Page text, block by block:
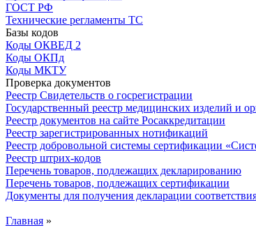
ГОСТ РФ
Технические регламенты ТС
Базы кодов
Коды ОКВЕД 2
Коды ОКПд
Коды МКТУ
Проверка документов
Реестр Свидетельств о госрегистрации
Государственный реестр медицинских изделий и
Реестр документов на сайте Росаккредитации
Реестр зарегистрированных нотификаций
Реестр добровольной системы сертификации
Реестр штрих-кодов
Перечень товаров, подлежащих декларированию
Перечень товаров, подлежащих сертификации
Документы для получения декларации
Главная »